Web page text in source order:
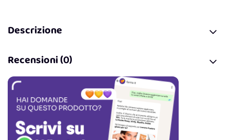
Descrizione
Recensioni (0)